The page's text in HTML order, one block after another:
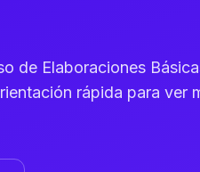
de Elaboraciones
rápida para ver